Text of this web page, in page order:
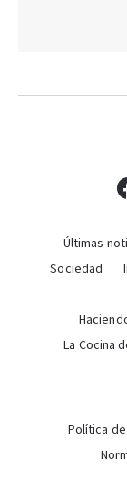
Últimas
Sociedad
La Cocina
Política